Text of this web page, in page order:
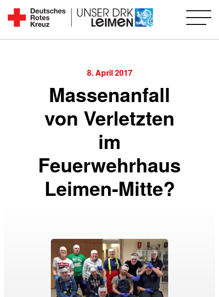
Zum
Inhalt
springen
1892
8. April 2017
Massenanfall
von Verletzten
im
Feuerwehrhaus
Leimen-Mitte?